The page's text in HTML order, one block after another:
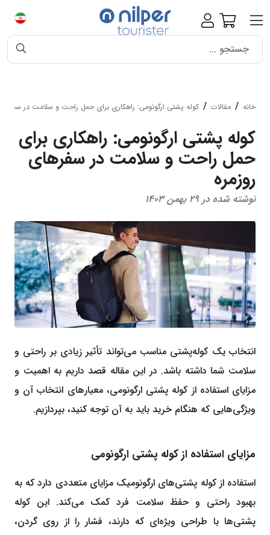
خانه مقالات کوله پشتی ارگونومی: راهکاری برای حمل راحت و سلامت در
کوله پشتی ارگونومی: راهکاری برای
حمل راحت و سلامت در سفرهای
روزمره
نوشته شده در 29 بهمن 1403
انتخاب یک کوله‌پشتی مناسب می‌تواند تأثیر زیادی بر راحتی و
سلامت شما داشته باشد. در این مقاله قصد داریم به اهمیت و
مزایای استفاده از کوله ‌پشتی ارگونومی، معیارهای انتخاب آن و
ویژگی‌هایی که هنگام خرید باید به آن توجه کنید، بپردازیم.
مزایای استفاده از کوله پشتی ارگونومی
استفاده از کوله‌ پشتی‌های ارگونومیک مزایای متعددی دارد که به
بهبود راحتی و حفظ سلامت فرد کمک می‌کند. این کوله
‌پشتی‌ها با طراحی ویژه‌ای که دارند، فشار را از روی گردن،